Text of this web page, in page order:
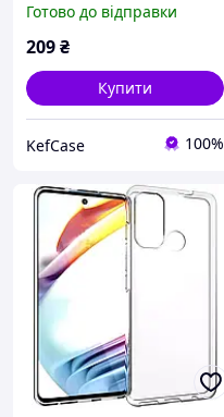
для карток для Моторола
Г75 5Г
Готово до відправки
209₴
Купити
KefCase 100%